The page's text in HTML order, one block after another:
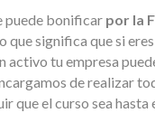
puede bonificar por la
que significa que si eres
activo tu empresa
de realizar
que el curso sea hasta